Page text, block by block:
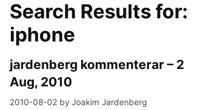
Search Results for:
iphone
jardenberg kommenterar – 2
Aug, 2010
2010-08-02 by Joakim Jardenberg